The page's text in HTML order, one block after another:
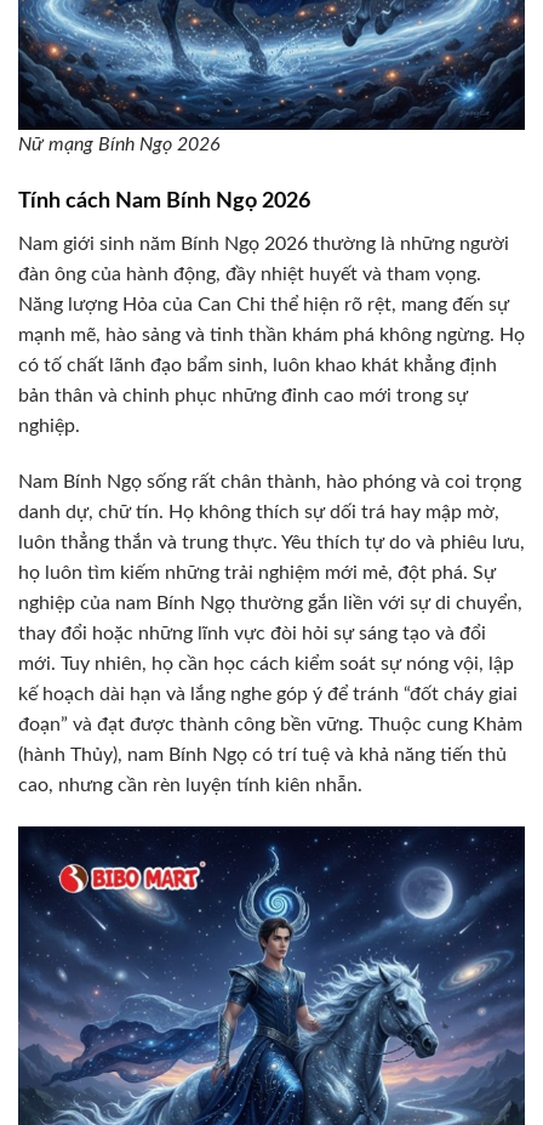
Nữ mạng Bính Ngọ 2026
Tính cách Nam Bính Ngọ 2026
Nam giới sinh năm Bính Ngọ 2026 thường là những người
đàn ông của hành động, đầy nhiệt huyết và tham vọng.
Năng lượng Hỏa của Can Chi thể hiện rõ rệt, mang đến sự
mạnh mẽ, hào sảng và tinh thần khám phá không ngừng. Họ
có tố chất lãnh đạo bẩm sinh, luôn khao khát khẳng định
bản thân và chinh phục những đỉnh cao mới trong sự
nghiệp.
Nam Bính Ngọ sống rất chân thành, hào phóng và coi trọng
danh dự, chữ tín. Họ không thích sự dối trá hay mập mờ,
luôn thẳng thắn và trung thực. Yêu thích tự do và phiêu lưu,
họ luôn tìm kiếm những trải nghiệm mới mẻ, đột phá. Sự
nghiệp của nam Bính Ngọ thường gắn liền với sự di chuyển,
thay đổi hoặc những lĩnh vực đòi hỏi sự sáng tạo và đổi
mới. Tuy nhiên, họ cần học cách kiểm soát sự nóng vội, lập
kế hoạch dài hạn và lắng nghe góp ý để tránh “đốt cháy giai
đoạn” và đạt được thành công bền vững. Thuộc cung Khảm
(hành Thủy), nam Bính Ngọ có trí tuệ và khả năng tiến thủ
cao, nhưng cần rèn luyện tính kiên nhẫn.